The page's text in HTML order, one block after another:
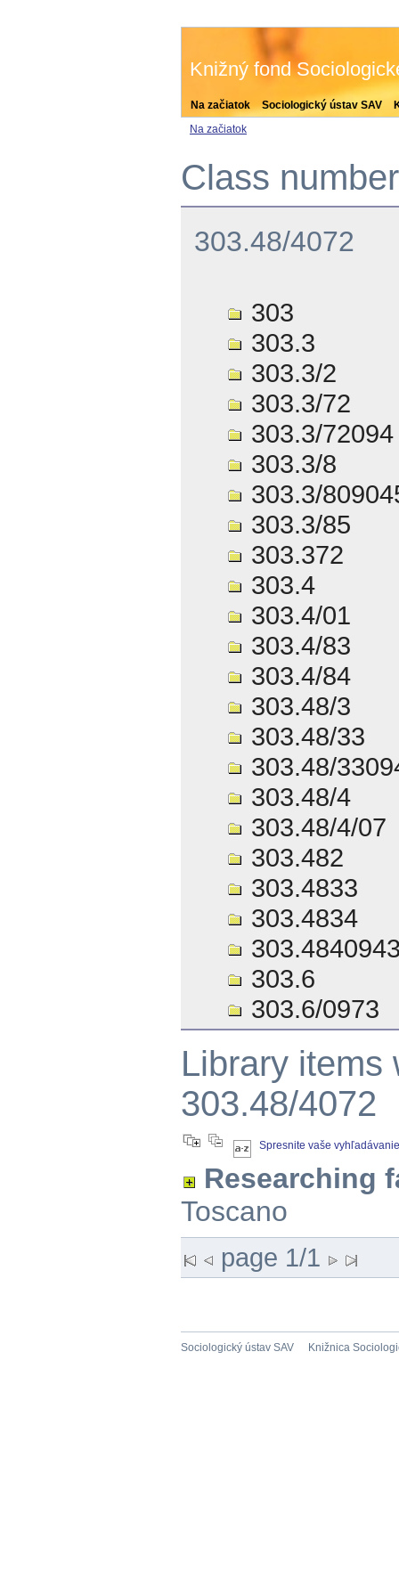
Na začiatok Sociologický ústav SAV
Knižný fond
Na začiatok
Class
303.48/4072
303
303.3
303.3/2
303.3/72
303.3/72094
303.3/8
303.3/
303.3/85
303.372
303.4
303.4/01
303.4/83
303.4/84
303.48/3
303.48/33
303.48/
303.48/4
303.48/4/07
303.482
303.4833
303.4834
303.6
303.6/0973
Library items
303.48/4072
Spresnite vaše vyhľadávanie
Researching
Toscano
page 1/1
Sociologický ústav SAV Knižnica